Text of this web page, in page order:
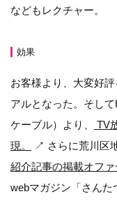
などもレクチャー。
効果
お客様より、大変好
アルとなった。そし
ケーブル）より、
TV
現。
↗︎ さらに荒川区
紹介記事の掲載オファ
webマガジン「さんた